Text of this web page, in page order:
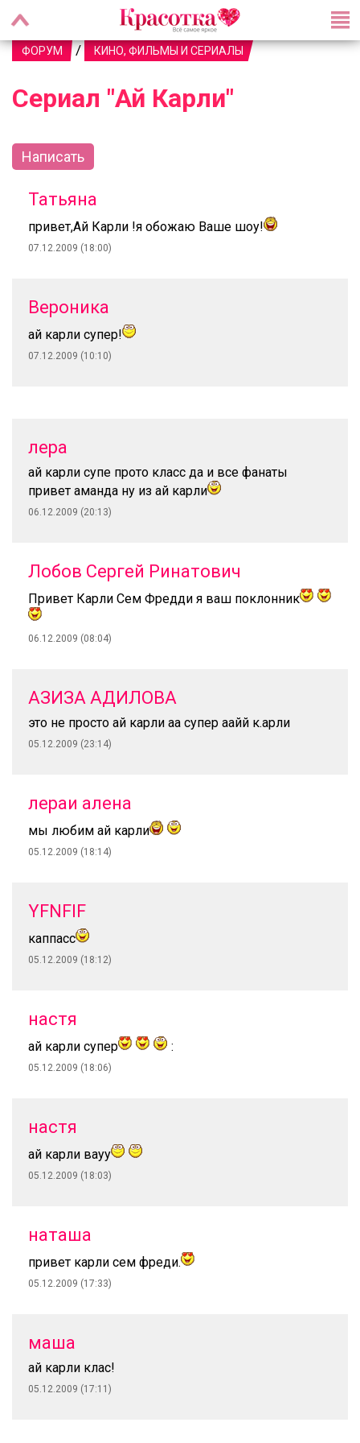
ФОРУМ / КИНО, ФИЛЬМЫ И СЕРИАЛЫ
Сериал "Ай Карли"
Написать
Татьяна
привет,Ай Карли !я обожаю Ваше шоу!
07.12.2009 (18:00)
Вероника
ай карли супер!
07.12.2009 (10:10)
лера
ай карли супе прото класс да и все фанаты
привет аманда ну из ай карли
06.12.2009 (20:13)
Лобов Сергей Ринатович
Привет Карли Сем Фредди я ваш поклонник
06.12.2009 (08:04)
АЗИЗА АДИЛОВА
это не просто ай карли аа супер аайй к.арли
05.12.2009 (23:14)
лераи алена
мы любим ай карли
05.12.2009 (18:14)
YFNFIF
каппасс
05.12.2009 (18:12)
настя
ай карли супер :
05.12.2009 (18:06)
настя
ай карли вауу
05.12.2009 (18:03)
наташа
привет карли сем фреди.
05.12.2009 (17:33)
маша
ай карли клас!
05.12.2009 (17:11)